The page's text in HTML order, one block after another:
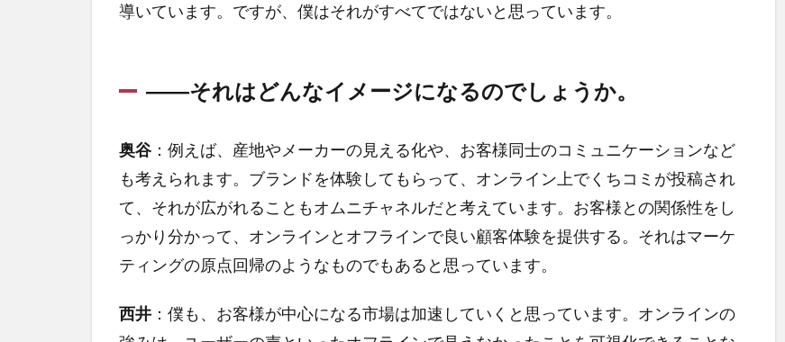
導いています。ですが、僕はそれがすべてではないと思っています。
――それはどんなイメージになるのでしょうか。
奥谷：例えば、産地やメーカーの見える化や、お客様同士のコミュニケーションなど
も考えられます。ブランドを体験してもらって、オンライン上でくちコミが投稿され
て、それが広がれることもオムニチャネルだと考えています。お客様との関係性をし
っかり分かって、オンラインとオフラインで良い顧客体験を提供する。それはマーケ
ティングの原点回帰のようなものでもあると思っています。
西井 ：僕も、お客様が中心になる市場は加速していくと思っています。オンラインの